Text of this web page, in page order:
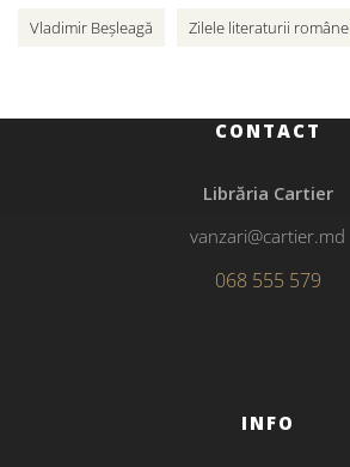
Vladimir Beșleagă Zilele literaturii române
CONTACT
Librăria Cartier
vanzari@cartier.md
068 555 579
INFO